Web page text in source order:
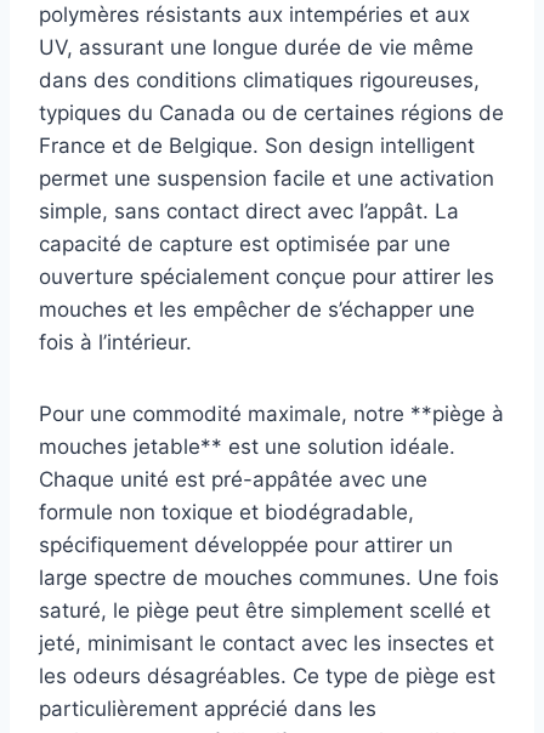
polymères résistants aux intempéries et aux
UV, assurant une longue durée de vie même
dans des conditions climatiques rigoureuses,
typiques du Canada ou de certaines régions de
France et de Belgique. Son design intelligent
permet une suspension facile et une activation
simple, sans contact direct avec l’appât. La
capacité de capture est optimisée par une
ouverture spécialement conçue pour attirer les
mouches et les empêcher de s’échapper une
fois à l’intérieur.
Pour une commodité maximale, notre **piège à
mouches jetable** est une solution idéale.
Chaque unité est pré-appâtée avec une
formule non toxique et biodégradable,
spécifiquement développée pour attirer un
large spectre de mouches communes. Une fois
saturé, le piège peut être simplement scellé et
jeté, minimisant le contact avec les insectes et
les odeurs désagréables. Ce type de piège est
particulièrement apprécié dans les